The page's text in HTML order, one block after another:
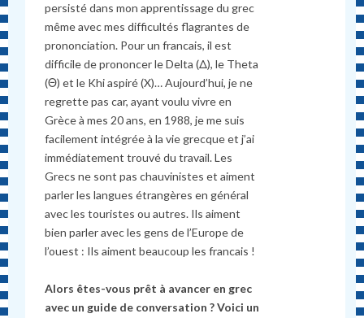
persisté dans mon apprentissage du grec
même avec mes difficultés flagrantes de
prononciation. Pour un francais, il est
difficile de prononcer le Delta (Δ), le Theta
(Θ) et le Khi aspiré (X)… Aujourd’hui, je ne
regrette pas car, ayant voulu vivre en
Grèce à mes 20 ans, en 1988, je me suis
facilement intégrée à la vie grecque et j’ai
immédiatement trouvé du travail. Les
Grecs ne sont pas chauvinistes et aiment
parler les langues étrangères en général
avec les touristes ou autres. Ils aiment
bien parler avec les gens de l’Europe de
l’ouest : Ils aiment beaucoup les francais !
Alors êtes-vous prêt à avancer en grec
avec un guide de conversation ? Voici un